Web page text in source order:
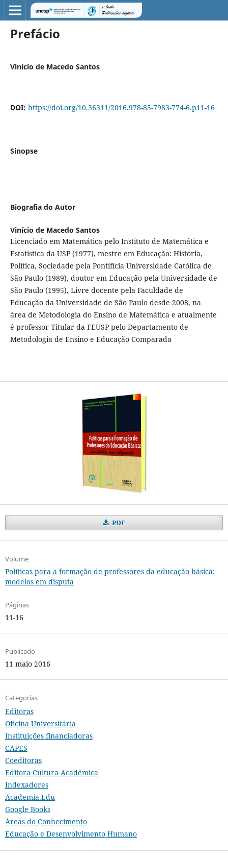
Prefácio
Vinício de Macedo Santos
DOI: https://doi.org/10.36311/2016.978-85-7983-774-6.p11-16
Sinopse
Biografia do Autor
Vinício de Macedo Santos
Licenciado em Matemática pelo Instituto de Matemática e
Estatística da USP (1977), mestre em Educação: História,
Política, Sociedade pela Pontifícia Universidade Católica de
São Paulo (1989), doutor em Educação pela Universidade de
São Paulo (1995), Livre docente pela Faculdade de
Educação da Universidade de São Paulo desde 2008, na
área de Metodologia do Ensino de Matemática e atualmente
é professor Titular da FEUSP pelo Departamento de
Metodologia de Ensino e Educação Comparada
PDF
Volume
Políticas para a formação de professores da educação básica:
modelos em disputa
Páginas
11-16
Publicado
11 maio 2016
Categorias
Editoras
Oficina Universitária
Instituições financiadoras
CAPES
Coeditoras
Editora Cultura Acadêmica
Indexadores
Academia.Edu
Google Books
Áreas do Conhecimento
Educação e Desenvolvimento Humano